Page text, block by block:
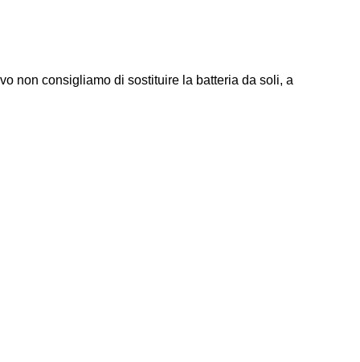
non consigliamo di sostituire la batteria da soli, a